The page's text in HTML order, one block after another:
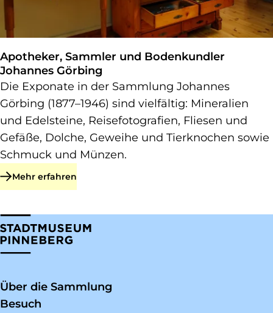
Apotheker, Sammler und Bodenkundler
Johannes Görbing
Die Exponate in der Sammlung Johannes
Görbing (1877–1946) sind vielfältig: Mineralien
und Edelsteine, Reisefotografien, Fliesen und
Gefäße, Dolche, Geweihe und Tierknochen sowie
Schmuck und Münzen.
Mehr erfahren
zu Apotheker, Sammler und Bodenkundler Johannes
Über die Sammlung
Besuch